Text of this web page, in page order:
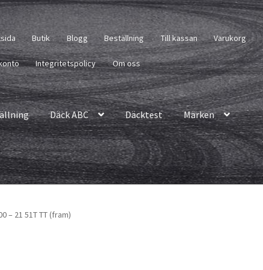
Butik Blogg Beställning Till kassan Varukorg
Integritetspolicy Om oss
Däck ABC Däcktest Märken
– 21 51T TT (fram)